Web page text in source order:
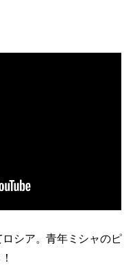
シア。青年ミシャのピ